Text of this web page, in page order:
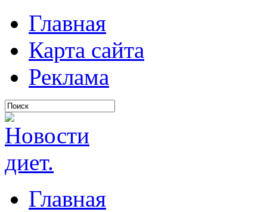
Главная
Карта сайта
Реклама
Главная